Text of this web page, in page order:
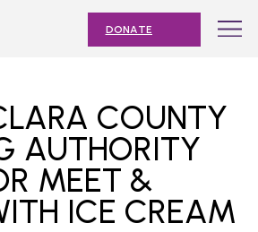
DONATE
navigation
MONTH
COUNTY
AUTHORITY
MEET &
ICE CREAM